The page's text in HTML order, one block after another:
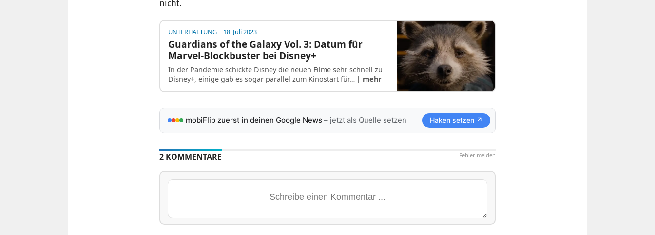
nicht.
UNTERHALTUNG| 18. Juli 2023
Guardians of the Galaxy Vol. 3: Datum für
Marvel-Blockbuster bei Disney+
In der Pandemie schickte Disney die neuen Filme sehr schnell zu
Disney+, einige gab es sogar parallel zum Kinostart für… | mehr
mobiFlip zuerst in deinen Google News– jetzt als Quelle setzen Haken setzen ↗
Fehler melden
2 KOMMENTARE